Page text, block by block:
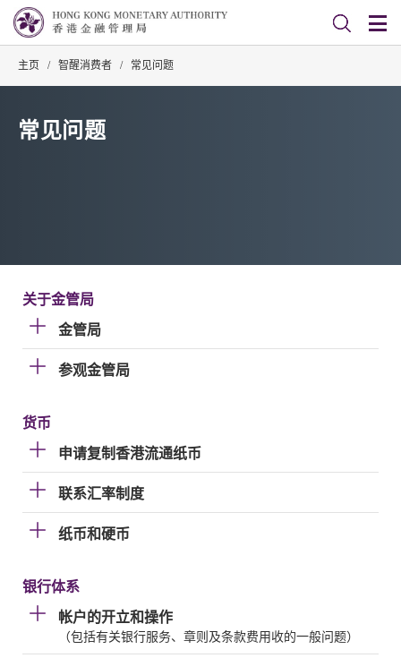
主页 / 智醒消费者 / 常见问题
常见问题
关于金管局
金管局
参观金管局
货币
申请复制香港流通纸币
联系汇率制度
纸币和硬币
银行体系
帐户的开立和操作
（包括有关银行服务、章则及条款费用收的一般问题）